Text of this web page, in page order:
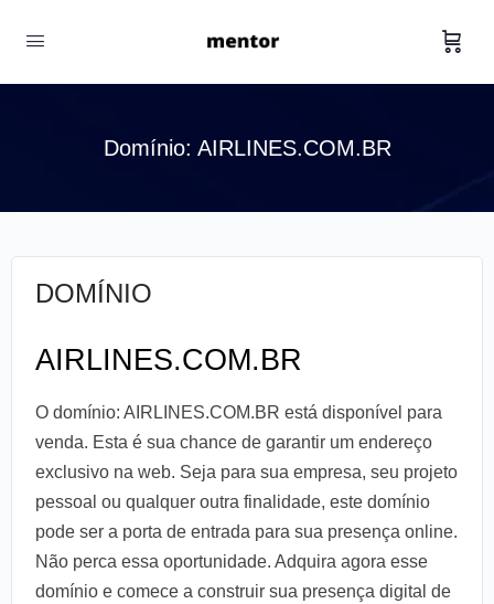
Domínio: AIRLINES.COM.BR
DOMÍNIO
AIRLINES.COM.BR
O domínio: AIRLINES.COM.BR está disponível para
venda. Esta é sua chance de garantir um endereço
exclusivo na web. Seja para sua empresa, seu projeto
pessoal ou qualquer outra finalidade, este domínio
pode ser a porta de entrada para sua presença online.
Não perca essa oportunidade. Adquira agora esse
domínio e comece a construir sua presença digital de